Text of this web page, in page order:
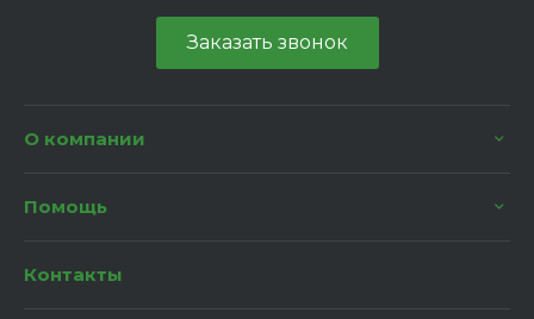
Заказать звонок
О компании
Помощь
Контакты